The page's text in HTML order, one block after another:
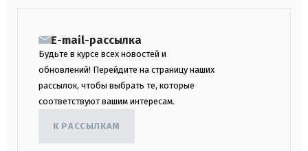
E-mail-рассылка
Будьте в курсе всех новостей и
обновлений! Перейдите на страницу наших
рассылок, чтобы выбрать те, которые
соответствуют вашим интересам.
К РАССЫЛКАМ